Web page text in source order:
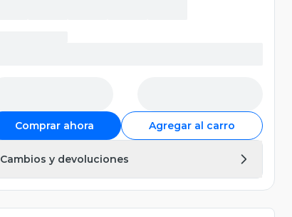
Comprar ahora Agregar al carro
Cambios y devoluciones